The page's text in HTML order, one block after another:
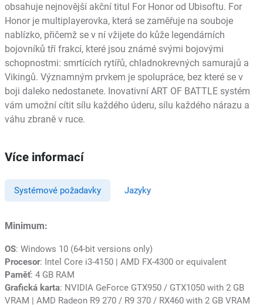
obsahuje nejnovější akční titul For Honor od Ubisoftu. For
Honor je multiplayerovka, která se zaměřuje na souboje
nablízko, přičemž se v ní vžijete do kůže legendárních
bojovníků tří frakcí, které jsou známé svými bojovými
schopnostmi: smrtících rytířů, chladnokrevných samurajů a
Vikingů. Významným prvkem je spolupráce, bez které se v
boji daleko nedostanete. Inovativní ART OF BATTLE systém
vám umožní cítit sílu každého úderu, sílu každého nárazu a
váhu zbraně v ruce.
Více informací
Systémové požadavky Jazyky
Minimum:
OS: Windows 10 (64-bit versions only)
Procesor: Intel Core i3-4150 | AMD FX-4300 or equivalent
Paměť: 4 GB RAM
Grafická karta: NVIDIA GeForce GTX950 / GTX1050 with 2 GB
VRAM | AMD Radeon R9 270 / R9 370 / RX460 with 2 GB VRAM